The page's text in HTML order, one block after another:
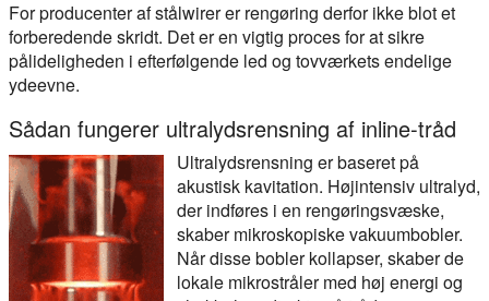
For producenter af stålwirer er rengøring derfor ikke blot et
forberedende skridt. Det er en vigtig proces for at sikre
pålideligheden i efterfølgende led og tovværkets endelige
ydeevne.
Sådan fungerer ultralydsrensning af inline-tråd
Ultralydsrensning er baseret på
akustisk kavitation. Højintensiv ultralyd,
der indføres i en rengøringsvæske,
skaber mikroskopiske vakuumbobler.
Når disse bobler kollapser, skaber de
lokale mikrostråler med høj energi og